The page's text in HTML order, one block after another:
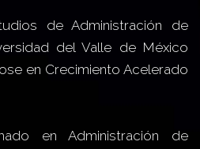
de Administración de
del Valle de México
en Crecimiento Acelerado
en Administración de